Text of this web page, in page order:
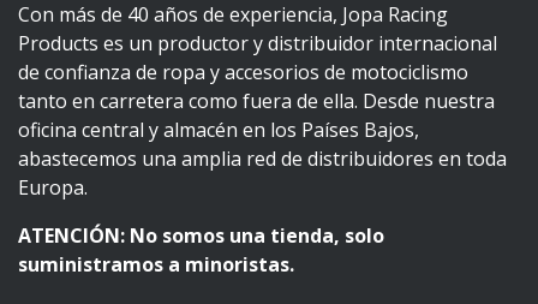
Con más de 40 años de experiencia, Jopa Racing
Products es un productor y distribuidor internacional
de confianza de ropa y accesorios de motociclismo
tanto en carretera como fuera de ella. Desde nuestra
oficina central y almacén en los Países Bajos,
abastecemos una amplia red de distribuidores en toda
Europa.
ATENCIÓN: No somos una tienda, solo
suministramos a minoristas.